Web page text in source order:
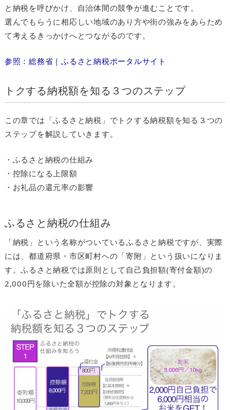
と納税を呼びかけ、自治体間の競争が進むことです。
選んでもらうに相応しい地域のあり方や街の強みをあらため
て考えるきっかけへとつながるのです。
参照：総務省｜ふるさと納税ポータルサイト
トクする納税額を知る３つのステップ
この章では「ふるさと納税」でトクする納税額を知る３つの
ステップを解説していきます。
・ふるさと納税の仕組み
・控除になる上限額
・お礼品の還元率の影響
ふるさと納税の仕組み
「納税」という名称がついているふるさと納税ですが、実際
には、都道府県・市区町村への「寄附」という扱いになりま
す。ふるさと納税では原則として自己負担額(寄付金額)の
2,000円を除いた全額が控除の対象となります。